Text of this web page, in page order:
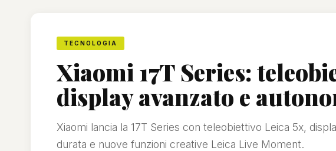
TECNOLOGIA
Xiaomi 17T Series:
display avanzato e
Xiaomi lancia la 17T Series con teleobiettivo Leica 5x,
durata e nuove funzioni creative Leica Live Moment.